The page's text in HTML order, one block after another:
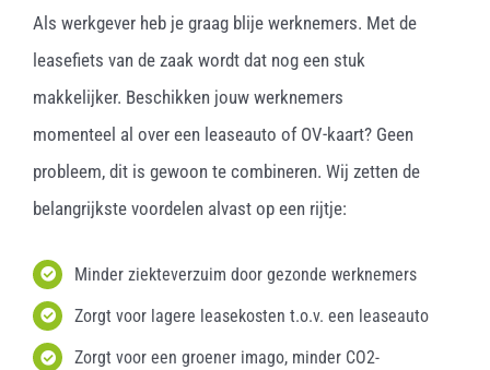
Als werkgever heb je graag blije werknemers. Met de
leasefiets van de zaak wordt dat nog een stuk
makkelijker. Beschikken jouw werknemers
momenteel al over een leaseauto of OV-kaart? Geen
probleem, dit is gewoon te combineren. Wij zetten de
belangrijkste voordelen alvast op een rijtje:
Minder ziekteverzuim door gezonde werknemers
Zorgt voor lagere leasekosten t.o.v. een leaseauto
Zorgt voor een groener imago, minder CO2-